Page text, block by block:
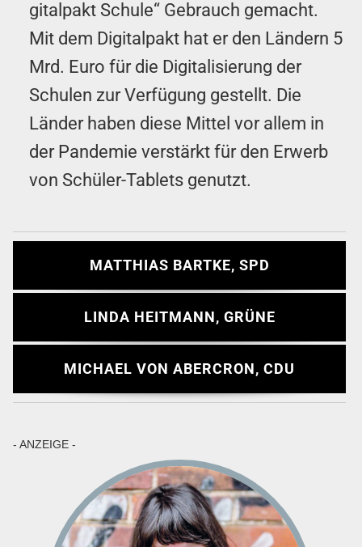
gital­pakt Schule“ Gebrauch gemacht.
Mit dem Di­gital­pakt hat er den Ländern 5
Mrd. Euro für die Di­gi­tal­isier­ung der
Schulen zur Verfügung gestellt. Die
Länder haben diese Mittel vor allem in
der Pan­demie verstärkt für den Erwerb
von Schüler-Tablets genutzt.
MATTHIAS BARTKE, SPD
LINDA HEITMANN, GRÜNE
MICHAEL VON ABERCRON, CDU
- ANZEIGE -